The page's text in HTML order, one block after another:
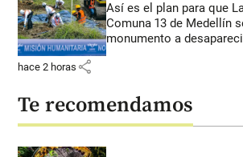
Así es el plan para que
Comuna 13 de Medellín
monumento a
hace 2 horas share
Te recomendamos